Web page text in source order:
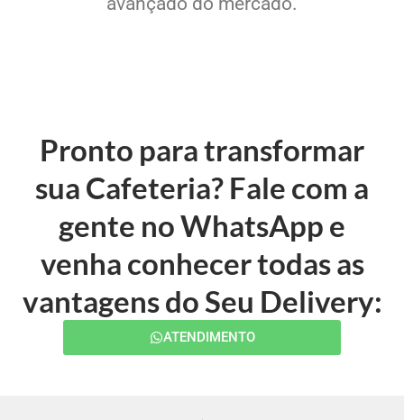
Pronto para transformar
sua Cafeteria? Fale com a
gente no WhatsApp e
venha conhecer todas as
vantagens do Seu Delivery:
ATENDIMENTO